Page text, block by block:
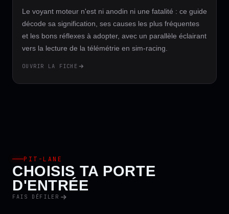
Le voyant moteur n'est ni anodin ni une fatalité : ce guide
décode sa signification, ses causes les plus fréquentes
et les bons réflexes à adopter, avec un parallèle éclairant
vers la lecture de la télémétrie en sim-racing.
OUVRIR LA FICHE
PIT-LANE
CHOISIS TA PORTE
D'ENTRÉE
FAIS DÉFILER